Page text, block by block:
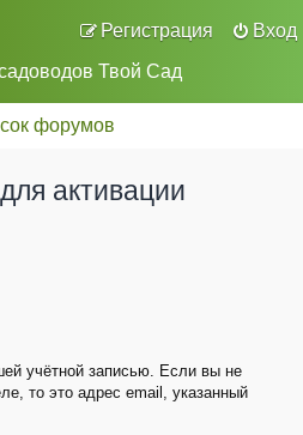
Вход
Регистрация
Твой Сад
форумов
активации
учётной записью. Если вы не
то это адрес email, указанный